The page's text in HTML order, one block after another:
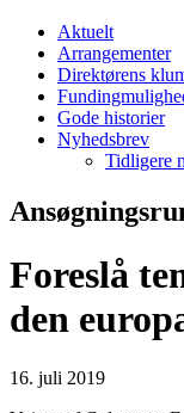
Aktuelt
Arrangementer
Direktørens
Gode historier
Nyhedsbrev
Tidligere
Foreslå
den
16. juli 2019